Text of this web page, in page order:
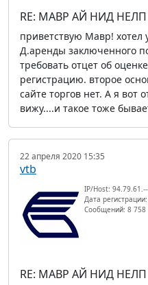
RE: МАВР АЙ НИД НЕЛП
приветствую Мавр! хотел
Д.аренды заключенного
требовать отцет об
регистрацию. второе
сайте торгов нет. А я вот
вижу....и такое тоже
22 апреля 2020 15:35
vtb
IP/Host:
Дата
Сообщений: 8 758
RE: МАВР АЙ НИД НЕЛП